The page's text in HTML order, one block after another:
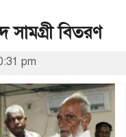
বিতরণ
pm